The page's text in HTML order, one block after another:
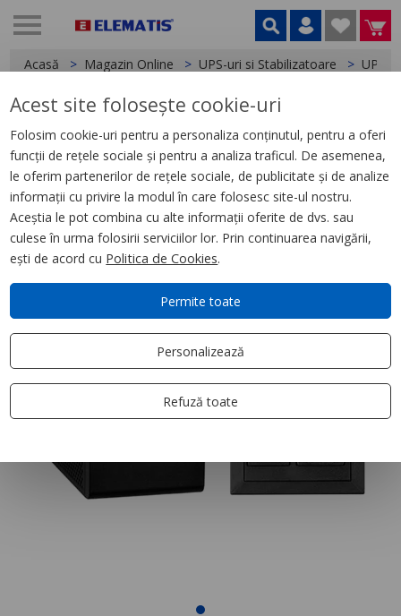
Acasă Magazin Online UPS-uri si Stabilizatoare UPS-
< UPS-uri monofazate
UPS monofazat Eaton 5E, 850i,
USB
Acest site folosește cookie-uri
Folosim cookie-uri pentru a personaliza conținutul, pentru a oferi
funcții de rețele sociale și pentru a analiza traficul. De asemenea,
le oferim partenerilor de rețele sociale, de publicitate și de analize
informații cu privire la modul în care folosesc site-ul nostru.
Aceștia le pot combina cu alte informații oferite de dvs. sau
culese în urma folosirii serviciilor lor. Prin continuarea navigării,
ești de acord cu Politica de Cookies.
Permite toate
Personalizează
Refuză toate